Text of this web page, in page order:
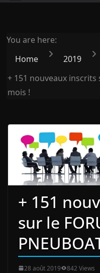
You are here:
Home
2019
+ 151 nouveaux inscrits
mois !
+ 151
sur le
28 août 2019 842 Views